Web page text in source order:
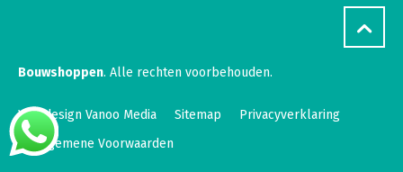
Bouwshoppen. Alle rechten voorbehouden.
Webdesign Vanoo Media Sitemap
Privacyverklaring
Algemene Voorwaarden